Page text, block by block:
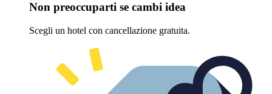
Non preoccuparti se cambi idea
Scegli un hotel con cancellazione gratuita.